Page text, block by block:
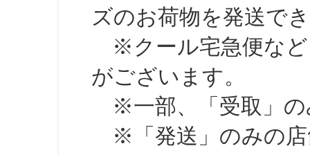
ズのお荷物を発送で
※クール宅急便など
がございます。
※一部、「受取」の
※「発送」のみの店